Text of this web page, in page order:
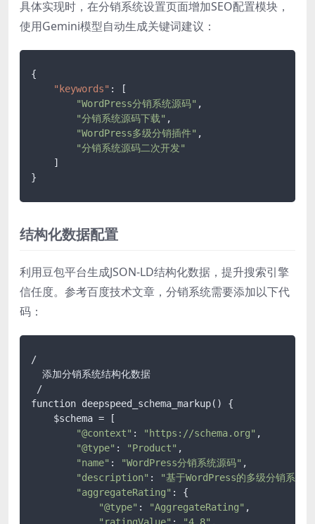
具体实现时，在分销系统设置页面增加SEO配置模块，
使用Gemini模型自动生成关键词建议：
{
"keywords" :
[
"WordPress分销系统源码" ,
"分销系统源码下载" ,
"WordPress多级分销插件" ,
"分销系统源码二次开发"
]
}
结构化数据配置
利用豆包平台生成JSON-LD结构化数据，提升搜索引擎
信任度。参考百度技术文章，分销系统需要添加以下代
码：
/
  添加分销系统结构化数据
/
function deepspeed_schema_markup() {
    $schema = [
"@context" : "https://schema.org" ,
"@type" : "Product" ,
"name" : "WordPress分销系统源码" ,
"description" :
"基于WordPress的多级分销系统
"aggregateRating" : {
"@type" : "AggregateRating" ,
"ratingValue" : "4.8" ,